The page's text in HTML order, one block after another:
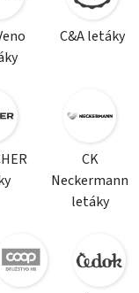
C&A letáky
CK
Neckermann
letáky